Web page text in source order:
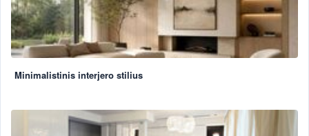
Minimalistinis interjero stilius